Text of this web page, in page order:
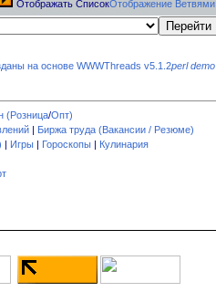
Отображать СписокОтображение Ветвями
на основе WWWThreads v5.1.2perl demo
(Розница/Опт)
| Биржа труда (Вакансии / Резюме)
| Игры | Гороскопы | Кулинария